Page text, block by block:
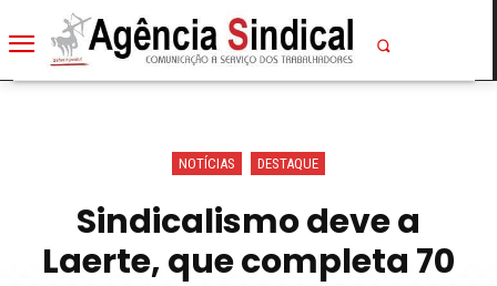
NOTÍCIAS DESTAQUE
Sindicalismo deve a
Laerte, que completa 70